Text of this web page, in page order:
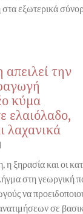
στα εξωτερικά
την
κύμα
ελαιόλαδο,
λαχανικά
ξηρασία και οι
στη γεωργική
να
σε